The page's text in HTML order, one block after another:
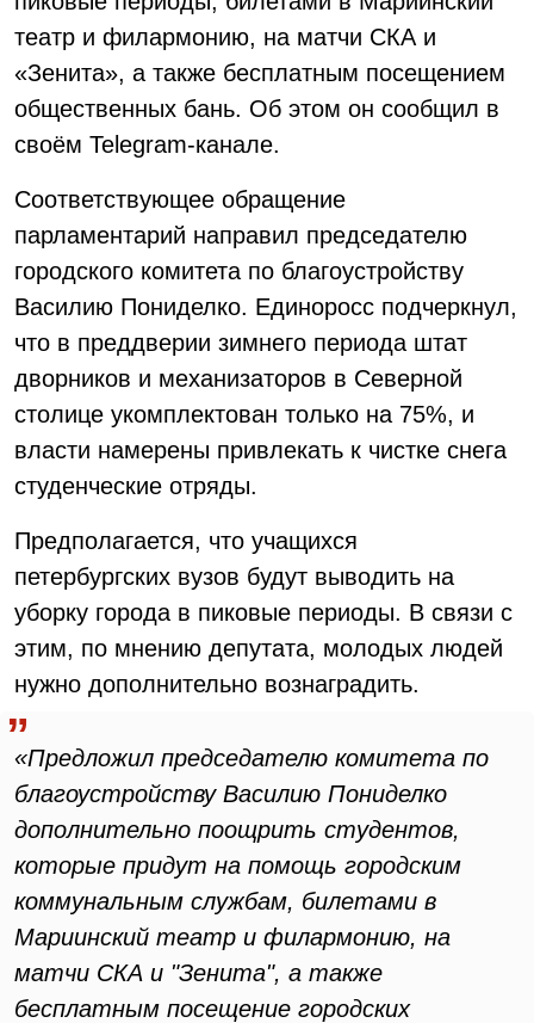
театр и филармонию, на матчи СКА и
«Зенита», а также бесплатным посещением
общественных бань. Об этом он сообщил в
своём Telegram-канале.
Соответствующее обращение
парламентарий направил председателю
городского комитета по благоустройству
Василию Пониделко. Единоросс подчеркнул,
что в преддверии зимнего периода штат
дворников и механизаторов в Северной
столице укомплектован только на 75%, и
власти намерены привлекать к чистке снега
студенческие отряды.
Предполагается, что учащихся
петербургских вузов будут выводить на
уборку города в пиковые периоды. В связи с
этим, по мнению депутата, молодых людей
нужно дополнительно вознаградить.
«Предложил председателю комитета по
благоустройству Василию Пониделко
дополнительно поощрить студентов,
которые придут на помощь городским
коммунальным службам, билетами в
Мариинский театр и филармонию, на
матчи СКА и "Зенита", а также
бесплатным посещение городских